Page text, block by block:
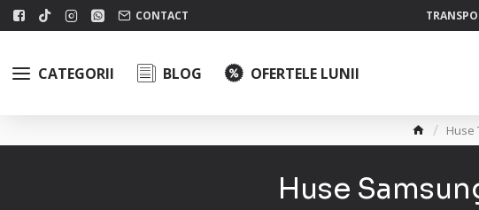
CONTACT
CATEGORII BLOG OFERTELE LUNII
Huse
Huse